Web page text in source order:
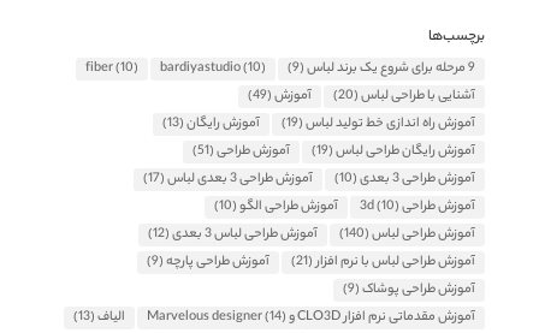
برچسب‌ها
9 مرحله برای شروع یک برند لباس (9)
bardiyastudio(10)
fiber(10)
آشنایی با طراحی لباس(20) آموزش(49)
آموزش راه اندازی خط تولید لباس(19) آموزش رایگان(13)
آموزش رایگان طراحی لباس(19) آموزش طراحی(51)
آموزش طراحی 3 بعدی
(10) آموزش طراحی 3 بعدی لباس
(17)
آموزش طراحی 3d(10) آموزش طراحی الگو(10)
آموزش طراحی لباس(140) آموزش طراحی لباس 3 بعدی
(12)
آموزش طراحی لباس با نرم افزار(21) آموزش طراحی پارچه(9)
آموزش طراحی پوشاک(9)
آموزش مقدماتی نرم افزار CLO3D و Marvelous designer
(14) الیاف(13)